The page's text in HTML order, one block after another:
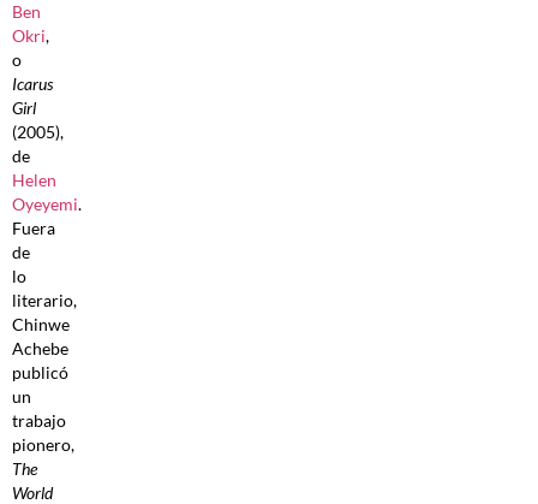
Ben
Okri,
o
Icarus
Girl
(2005),
de
Helen
Oyeyemi.
Fuera
de
lo
literario,
Chinwe
Achebe
publicó
un
trabajo
pionero,
The
World